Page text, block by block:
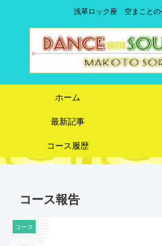
浅草ロック座 空まことの
ホーム
最新記事
コース履歴
コース報告
コース